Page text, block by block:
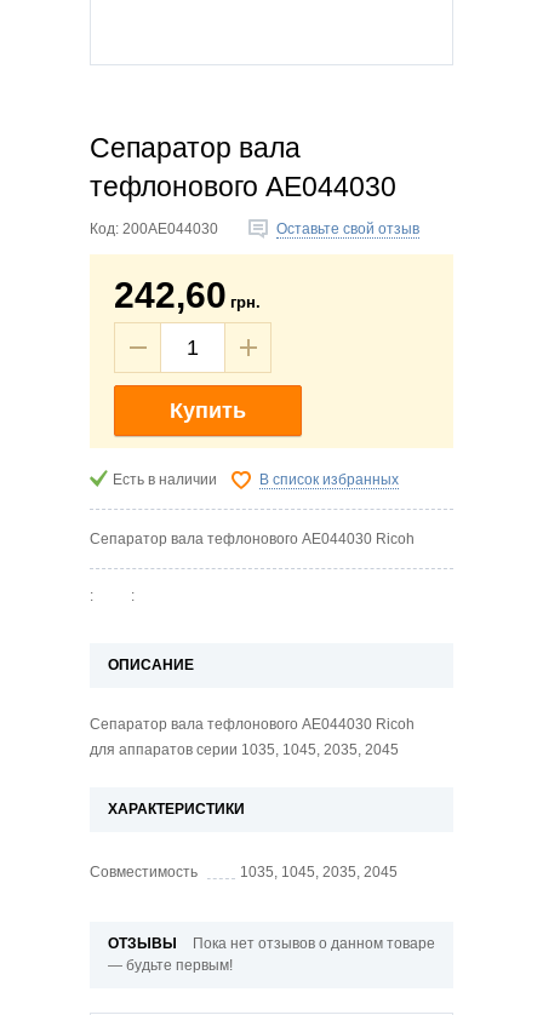
Сепаратор вала
тефлонового AE044030
Код: 200AE044030 Оставьте свой отзыв
242,60 грн.
Купить
Есть в наличии В список избранных
Сепаратор вала тефлонового AE044030 Ricoh
: :
ОПИСАНИЕ
Сепаратор вала тефлонового AE044030 Ricoh
для аппаратов серии 1035, 1045, 2035, 2045
ХАРАКТЕРИСТИКИ
Совместимость 1035, 1045, 2035, 2045
ОТЗЫВЫ
Пока нет отзывов о данном товаре
— будьте первым!